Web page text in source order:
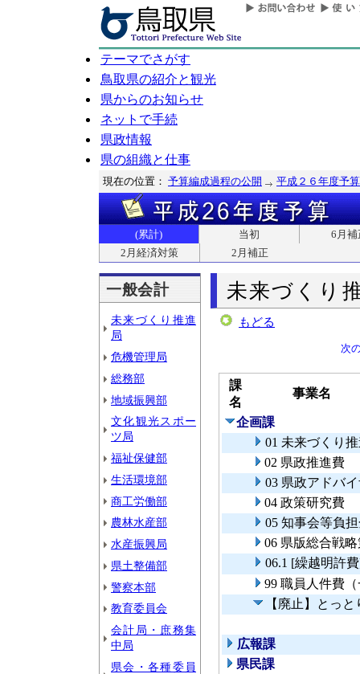
テーマでさがす
鳥取県の紹介と観光
県からのお知らせ
ネットで手続
県政情報
県の組織と仕事
現在の位置： 予算編成過程の公開 平成２６年度予算
(累計) 当初
6月補
2月経済対策
2月補正
一般会計
未来づくり推進
局
危機管理局
総務部
地域振興部
文化観光スポー
ツ局
福祉保健部
生活環境部
商工労働部
農林水産部
水産振興局
県土整備部
警察本部
教育委員会
会計局・庶務集
中局
県会・各種委員
未来づくり
もどる
次
課
名
事業名
企画課
01 未来づくり
02 県政推進費
03 県政アドバ
04 政策研究費
05 知事会等負
06 県版総合戦
06.1 [繰越明許
99 職員人件費
【廃止】とっ
広報課
県民課